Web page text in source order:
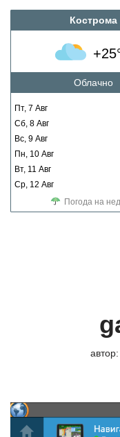
Кострома
Облачно
Пт, 7 Авг
Сб, 8 Авг
Вс, 9 Авг
Пн, 10 Авг
Вт, 11 Авг
Ср, 12 Авг
Погода на
автор: